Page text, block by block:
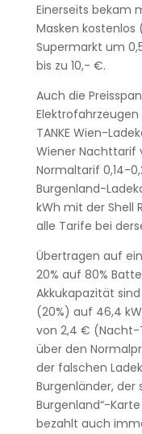
Einerseits bekam
Masken
Supermarkt um
bis zu 10,- €.
Auch die
TANKE Wien-
Wiener Nachttarif
Normaltarif 0,14-
Burgenland-
kWh mit der Shell
alle Tarife bei
Übertragen auf
20% auf 80%
Akkukapazität sind
(20%) auf 46,4
von 2,4 € (Nacht-
über den
der falschen
Burgenländer, der
Burgenland“-
bezahlt auch